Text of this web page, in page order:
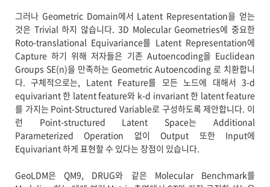
그러나 Geometric Domain에서 Latent Representation을 얻는
것은 Trivial 하지 않습니다. 3D Molecular Geometries에 중요한
Roto-translational Equivariance를 Latent Representation에
Capture 하기 위해 저자들은 기존 Autoencoding을 Euclidean
Groups SE(n)을 만족하는 Geometric Autoencoding 로 치환합니
다. 구체적으로는, Latent Feature를 모든 노드에 대해서 3-d
equivariant 한 latent feature와 k-d invariant 한 latent feature
를 가지는 Point-Structured Variable로 구성하도록 제안합니다. 이
런 Point-structured Latent Space는 Additional
Parameterized Operation 없이 Output 또한 Input에
Equivariant 하게 표현할 수 있다는 장점이 있습니다.
GeoLDM은 QM9, DRUG와 같은 Molecular Benchmark를